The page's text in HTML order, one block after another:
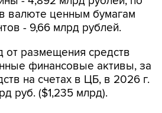
- 9,66 млрд рублей.
размещения средств
на счетах в ЦБ, в 2026 г.
руб. ($1,235 млрд).
в июле поступили